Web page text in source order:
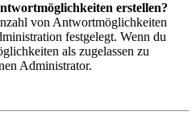
erstellen?
von Antwortmöglichkeiten
festgelegt. Wenn du
als zugelassen zu
Administrator.